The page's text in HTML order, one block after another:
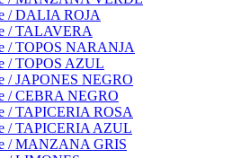
/ DALIA ROJA
/ TALAVERA
/ TOPOS NARANJA
/ TOPOS AZUL
/ JAPONES NEGRO
/ CEBRA NEGRO
/ TAPICERIA ROSA
/ TAPICERIA AZUL
/ MANZANA GRIS